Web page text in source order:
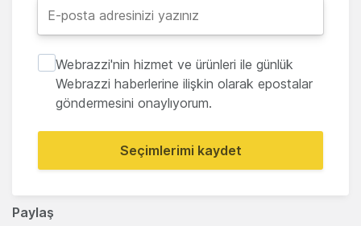
Paylaş
Webrazzi'nin hizmet ve ürünleri ile günlük
Webrazzi haberlerine ilişkin olarak epostalar
göndermesini onaylıyorum.
Seçimlerimi kaydet